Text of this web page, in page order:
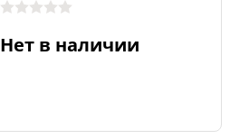
Нет в наличии